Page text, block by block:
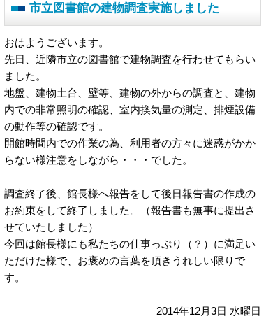
市立図書館の建物調査実施しました
おはようございます。
先日、近隣市立の図書館で建物調査を行わせてもらい
ました。
地盤、建物土台、壁等、建物の外からの調査と、建物
内での非常照明の確認、室内換気量の測定、排煙設備
の動作等の確認です。
開館時間内での作業の為、利用者の方々に迷惑がかか
らない様注意をしながら・・・でした。
調査終了後、館長様へ報告をして後日報告書の作成の
お約束をして終了しました。（報告書も無事に提出さ
せていたしました）
今回は館長様にも私たちの仕事っぷり（？）に満足い
ただけた様で、お褒めの言葉を頂きうれしい限りで
す。
2014年12月3日 水曜日